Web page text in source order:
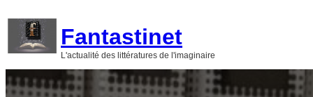
contenu
Fantastinet
L'actualité des littératures de l'imaginaire